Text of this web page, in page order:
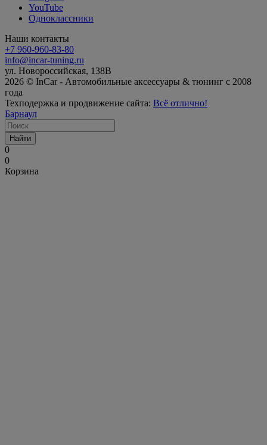
YouTube
Одноклассники
Наши контакты
+7 960-960-83-80
info@incar-tuning.ru
ул. Новороссийская, 138В
2026 © InCar - Автомобильные аксессуары & тюнинг с 2008
года
Техподержка и продвижение сайта: Всё отлично!
Барнаул
Найти
0
0
Корзина